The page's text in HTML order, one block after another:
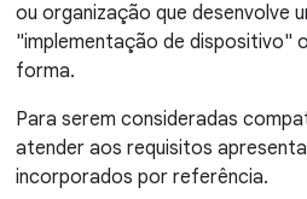
ou organização que desenvolve
"implementação de dispositivo"
forma.
Para serem consideradas
atender aos requisitos
incorporados por referência.